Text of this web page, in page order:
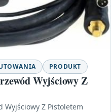
PRODUKT
Wyjściowy Z
Wyjściowy Z Pistoletem